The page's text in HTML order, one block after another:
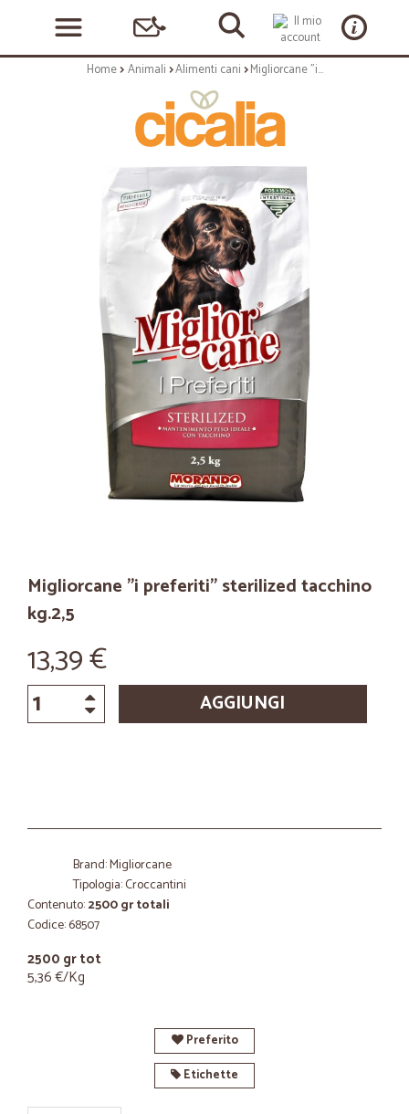
Home Animali Alimenti cani Migliorcane "i preferiti" sterilized tacchino kg.2,5
Migliorcane "i preferiti" sterilized tacchino
kg.2,5
13,39 €
AGGIUNGI
Brand: Migliorcane
Tipologia: Croccantini
Contenuto:2500 gr totali
Codice: 68507
2500 gr tot
5,36 €/Kg
Preferito
Etichette